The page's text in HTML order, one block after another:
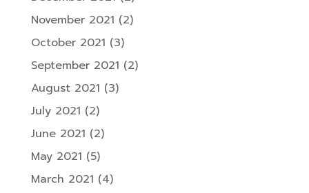
November 2021 (2)
October 2021 (3)
September 2021 (2)
August 2021 (3)
July 2021 (2)
June 2021 (2)
May 2021 (5)
March 2021 (4)